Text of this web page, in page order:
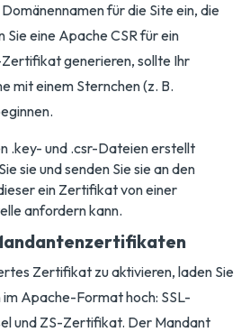
für die Site ein, die
Sie eine Apache CSR für ein
generieren, sollte Ihr
mit einem Sternchen (z. B.
.key- und .csr-Dateien erstellt
sie und senden Sie sie an den
ein Zertifikat von einer
anfordern kann.
Zertifikat zu aktivieren, laden Sie
Apache-Format hoch: SSL-
und ZS-Zertifikat. Der Mandant